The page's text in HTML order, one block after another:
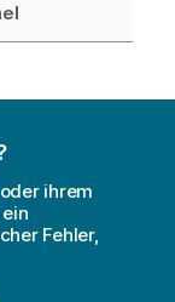
ihrem
Fehler,